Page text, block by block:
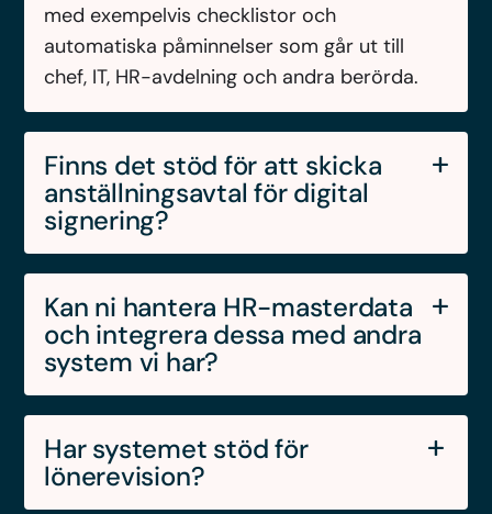
med exempelvis checklistor och
automatiska påminnelser som går ut till
chef, IT, HR-avdelning och andra berörda.
Finns det stöd för att skicka
anställningsavtal för digital
signering?
Ja, i Flex HRM Employee skapar du enkelt
alla typer av avtal, blanketter och andra
dokument via mallar som skräddarsys efter
ditt företag. Därefter kan båda parter
signera digitalt via Verified eller Scrive.
Kan ni hantera HR-masterdata
och integrera dessa med andra
system vi har?
Ja, i Flex HRM Employee kan du administrera
all information om era medarbetare och se
till att den sömlöst synkas med era andra
system via vårt öppna API eller en färdig
Har systemet stöd för
lönerevision?